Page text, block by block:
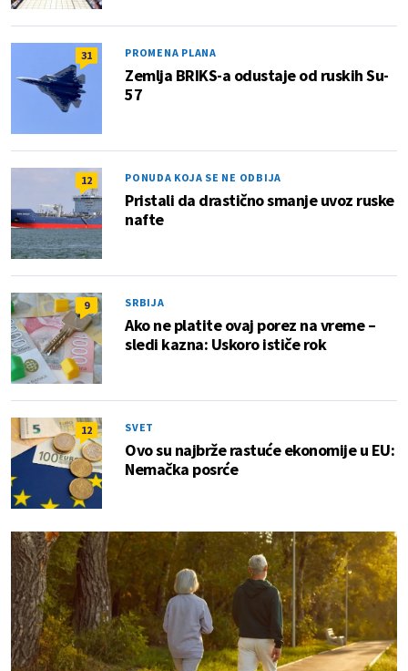
31 PROMENA PLANA
Zemlja BRIKS-a odustaje od ruskih Su-
57
12 PONUDA KOJA SE NE ODBIJA
Pristali da drastično smanje uvoz ruske
nafte
9 SRBIJA
Ako ne platite ovaj porez na vreme –
sledi kazna: Uskoro ističe rok
12 SVET
Ovo su najbrže rastuće ekonomije u EU:
Nemačka posrće